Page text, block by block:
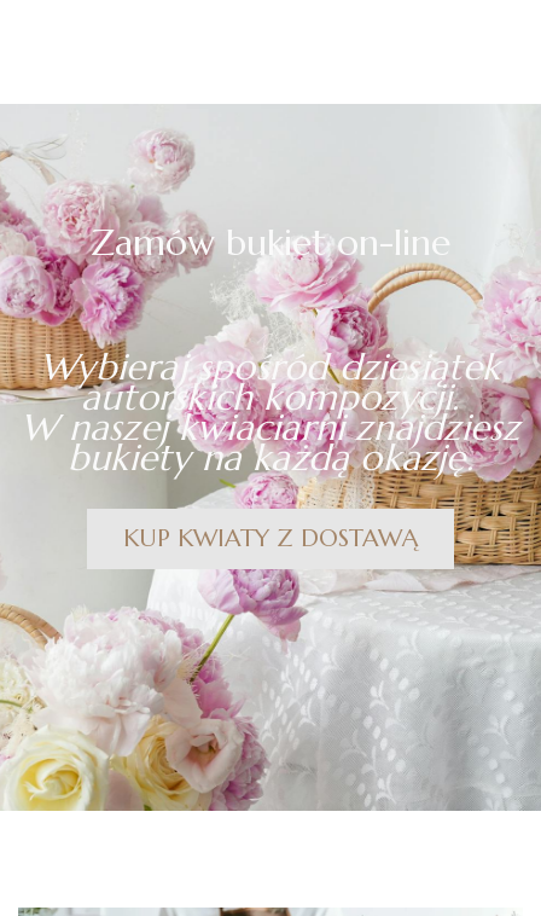
Zamów bukiet on-line
Wybieraj spośród dziesiątek
autorskich kompozycji.
W naszej kwiaciarni znajdziesz
bukiety na każdą okazję.
KUP KWIATY Z DOSTAWĄ